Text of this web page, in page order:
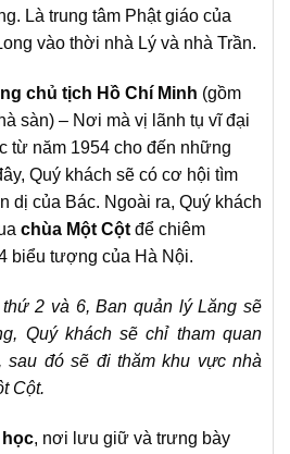
Là trung tâm Phật giáo của
vào thời nhà Lý và nhà Trần.
chủ tịch Hồ Chí Minh (gồm
sàn) – Nơi mà vị lãnh tụ vĩ đại
từ năm 1954 cho đến những
Quý khách sẽ có cơ hội tìm
dị của Bác. Ngoài ra, Quý khách
chùa Một Cộtđể chiêm
biểu tượng của Hà Nội.
2 và 6, Ban quản lý Lăng sẽ
Quý khách sẽ chỉ tham quan
sau đó sẽ đi thăm khu vực nhà
Cột.
học, nơi lưu giữ và trưng bày